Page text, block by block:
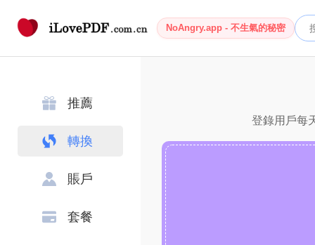
NoAngry.app - 不生氣的秘密
推薦
轉換
賬戶
套餐
登錄用戶每